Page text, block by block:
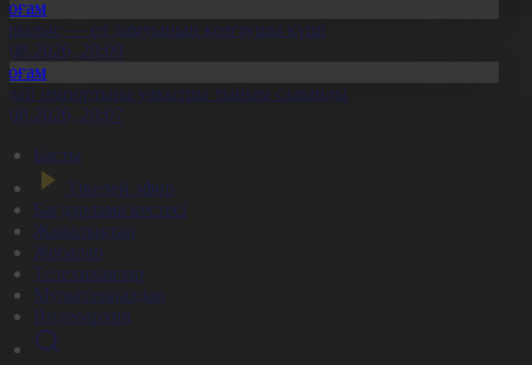
— ел дамуының қозғаушы күші
20:09
импортына уақытша тыйым салынды
20:07
Басты
Тікелей эфир
Бағдарлама кестесі
Жаңалықтар
Жобалар
Телехикаялар
Мультсериалдар
Видеоархив